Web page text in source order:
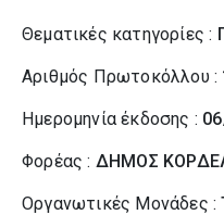
Θεματικές κατηγορίες :
Αριθμός Πρωτοκόλλου :
Ημερομηνία έκδοσης :
Φορέας : ΔΗΜΟΣ
Οργανωτικές Μονάδες :